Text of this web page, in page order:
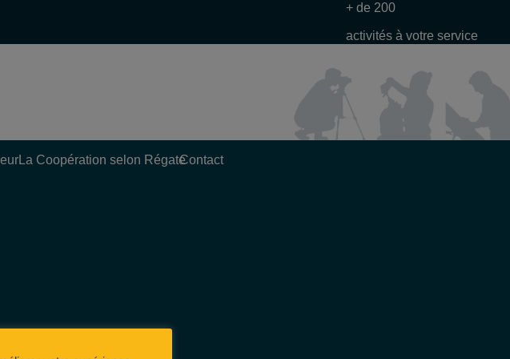
+ de 200
activités à votre service
La Coopération selon RégateContact